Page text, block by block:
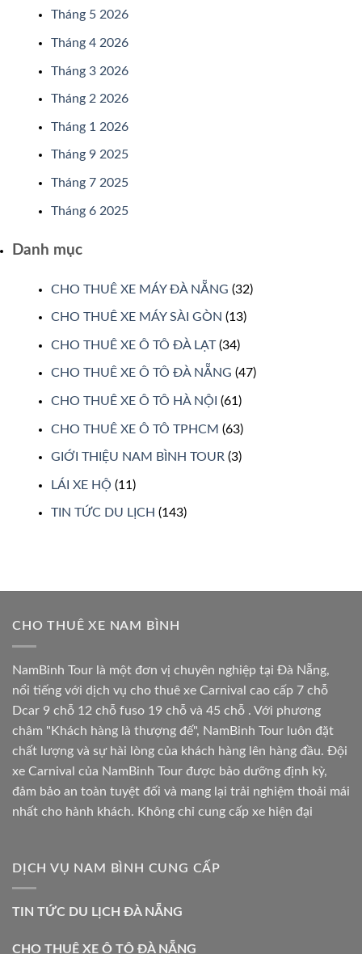
Tháng 5 2026
Tháng 4 2026
Tháng 3 2026
Tháng 2 2026
Tháng 1 2026
Tháng 9 2025
Tháng 7 2025
Tháng 6 2025
Danh mục
CHO THUÊ XE MÁY ĐÀ NẴNG (32)
CHO THUÊ XE MÁY SÀI GÒN (13)
CHO THUÊ XE Ô TÔ ĐÀ LẠT(34)
CHO THUÊ XE Ô TÔ ĐÀ NẴNG (47)
CHO THUÊ XE Ô TÔ HÀ NỘI (61)
CHO THUÊ XE Ô TÔ TPHCM (63)
GIỚI THIỆU NAM BÌNH TOUR (3)
LÁI XE HỘ (11)
TIN TỨC DU LỊCH (143)
CHO THUÊ XE NAM BÌNH
NamBinh Tour là một đơn vị chuyên nghiệp tại Đà Nẵng,
nổi tiếng với dịch vụ cho thuê xe Carnival cao cấp 7 chỗ
Dcar 9 chỗ 12 chỗ fuso 19 chỗ và 45 chỗ . Với phương
châm "Khách hàng là thượng đế", NamBinh Tour luôn đặt
chất lượng và sự hài lòng của khách hàng lên hàng đầu. Đội
xe Carnival của NamBinh Tour được bảo dưỡng định kỳ,
đảm bảo an toàn tuyệt đối và mang lại trải nghiệm thoải mái
nhất cho hành khách. Không chỉ cung cấp xe hiện đại
DỊCH VỤ NAM BÌNH CUNG CẤP
TIN TỨC DU LỊCH ĐÀ NẴNG
CHO THUÊ XE Ô TÔ ĐÀ NẴNG